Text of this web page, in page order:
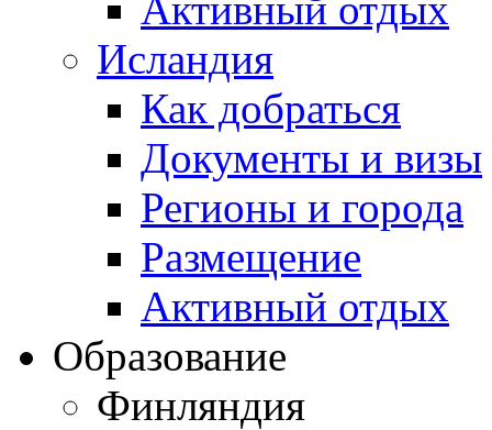
Исландия
Как добраться
Документы и визы
Регионы и города
Размещение
Активный отдых
Образование
Финляндия